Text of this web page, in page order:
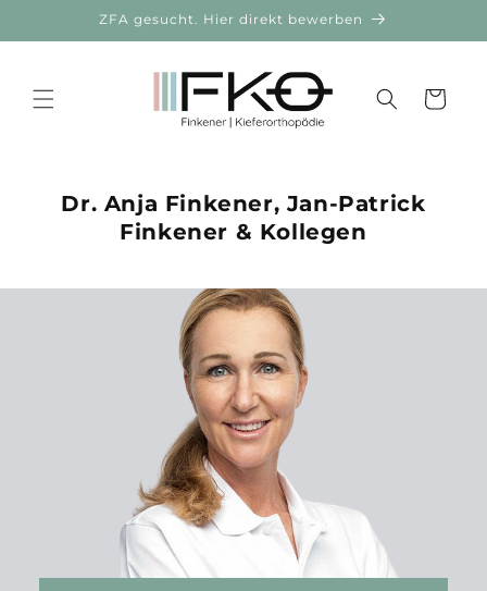
Inhalt
ZFA gesucht. Hier direkt bewerben
Warenkorb
Dr. Anja Finkener, Jan-Patrick
Finkener & Kollegen